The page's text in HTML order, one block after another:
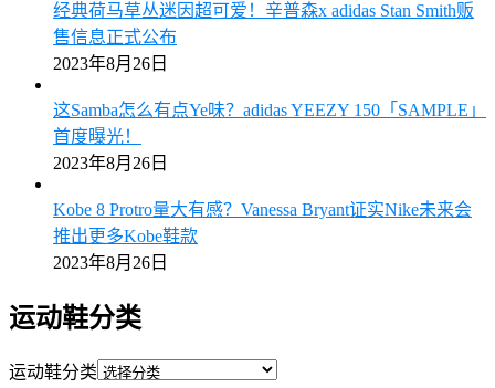
经典荷马草丛迷因超可爱！辛普森x adidas Stan Smith贩
售信息正式公布
2023年8月26日
这Samba怎么有点Ye味？adidas YEEZY 150「SAMPLE」
首度曝光！
2023年8月26日
Kobe 8 Protro量大有感？Vanessa Bryant证实Nike未来会
推出更多Kobe鞋款
2023年8月26日
运动鞋分类
运动鞋分类